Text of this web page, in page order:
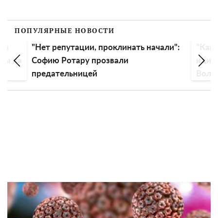
ПОПУЛЯРНЫЕ НОВОСТИ
на
"Нет репутации, проклинать начали":
Софию Ротару прозвали
предательницей